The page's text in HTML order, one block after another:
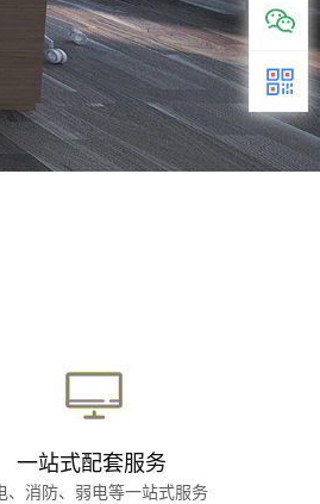
一站式配套服务
、消防、弱电等一站式服务